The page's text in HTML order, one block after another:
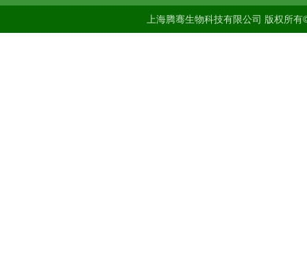
上海腾骞生物科技有限公司 版权所